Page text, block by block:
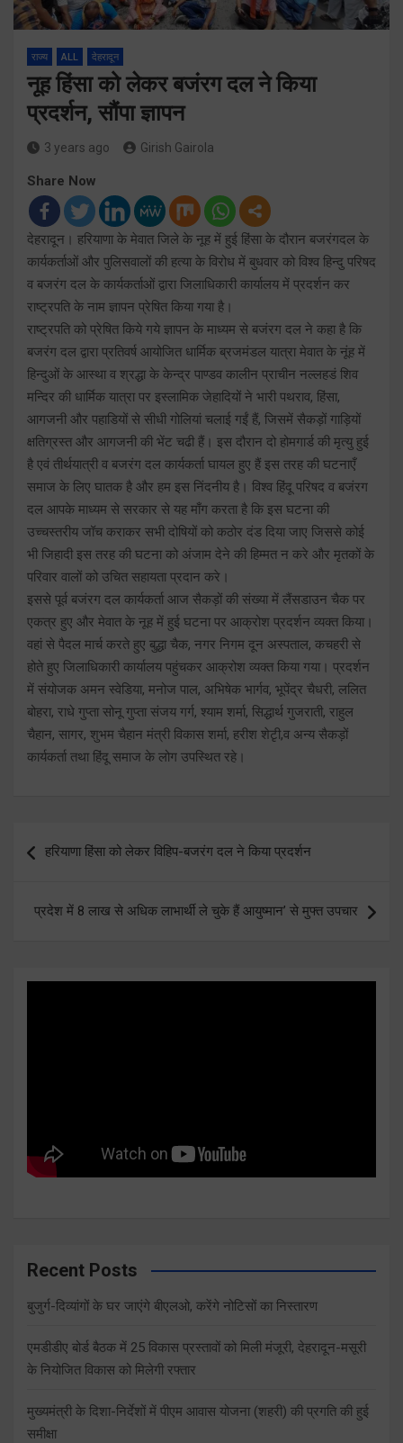
राज्य ALL देहरादून
नूह हिंसा को लेकर बजंरग दल ने किया
प्रदर्शन, सौंपा ज्ञापन
3 years ago Girish Gairola
Share Now
देहरादून। हरियाणा के मेवात जिले के नूह में हुई हिंसा के दौरान बजरंगदल के
कार्यकर्ताओं और पुलिसवालों की हत्या के विरोध में बुधवार को विश्व हिन्दु परिषद
व बजरंग दल के कार्यकर्ताओं द्वारा जिलाधिकारी कार्यालय में प्रदर्शन कर
राष्ट्रपति के नाम ज्ञापन प्रेषित किया गया है।
राष्ट्रपति को प्रेषित किये गये ज्ञापन के माध्यम से बजंरग दल ने कहा है कि
बजरंग दल द्वारा प्रतिवर्ष आयोजित धार्मिक ब्रजमंडल यात्रा मेवात के नूंह में
हिन्दुओं के आस्था व श्रद्धा के केन्द्र पाण्डव कालीन प्राचीन नल्लहडं शिव
मन्दिर की धार्मिक यात्रा पर इस्लामिक जेहादियों ने भारी पथराव, हिंसा,
आगजनी और पहाडियों से सीधी गोलियां चलाई गईं हैं, जिसमें सैकड़ों गाड़ियों
क्षतिग्रस्त और आगजनी की भेंट चढी हैं। इस दौरान दो होमगार्ड की मृत्यु हुई
है एवं तीर्थयात्री व बजरंग दल कार्यकर्ता घायल हुए हैं इस तरह की घटनाएँ
समाज के लिए घातक है और हम इस निंदनीय है। विश्व हिंदू परिषद व बजंरग
दल आपके माध्यम से सरकार से यह माँग करता है कि इस घटना की
उच्चस्तरीय जॉच कराकर सभी दोषियों को कठोर दंड दिया जाए जिससे कोई
भी जिहादी इस तरह की घटना को अंजाम देने की हिम्मत न करे और मृतकों के
परिवार वालों को उचित सहायता प्रदान करे।
इससे पूर्व बजंरग दल कार्यकर्ता आज सैकड़ों की संख्या में लैंसडाउन चैक पर
एकत्र हुए और मेवात के नूह में हुई घटना पर आक्रोश प्रदर्शन व्यक्त किया।
वहां से पैदल मार्च करते हुए बुद्धा चैक, नगर निगम दून अस्पताल, कचहरी से
होते हुए जिलाधिकारी कार्यालय पहुंचकर आक्रोश व्यक्त किया गया। प्रदर्शन
में संयोजक अमन स्वेडिया, मनोज पाल, अभिषेक भार्गव, भूपेंद्र चैधरी, ललित
बोहरा, राधे गुप्ता सोनू गुप्ता संजय गर्ग, श्याम शर्मा, सिद्धार्थ गुजराती, राहुल
चैहान, सागर, शुभम चैहान मंत्री विकास शर्मा, हरीश शेटृी,व अन्य सैकड़ों
कार्यकर्ता तथा हिंदू समाज के लोग उपस्थित रहे।
navigation
हरियाणा हिंसा को लेकर विहिप-बजरंग दल ने किया प्रदर्शन
प्रदेश में 8 लाख से अधिक लाभार्थी ले चुके हैं आयुष्मान’ से मुफ्त उपचार
Recent Posts
बुजुर्ग-दिव्यांगों के घर जाएंगे बीएलओ, करेंगे नोटिसों का निस्तारण
एमडीडीए बोर्ड बैठक में 25 विकास प्रस्तावों को मिली मंजूरी, देहरादून-मसूरी
के नियोजित विकास को मिलेगी रफ्तार
मुख्यमंत्री के दिशा-निर्देशों में पीएम आवास योजना (शहरी) की प्रगति की हुई
समीक्षा